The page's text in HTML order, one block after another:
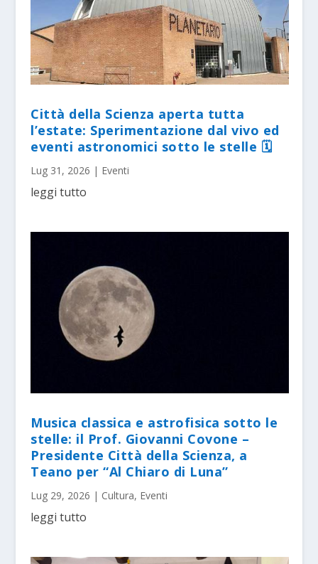
Città della Scienza aperta tutta
l’estate: Sperimentazione dal vivo ed
eventi astronomici sotto le stelle 🗓
Lug 31, 2026 | Eventi
leggi tutto
Musica classica e astrofisica sotto le
stelle: il Prof. Giovanni Covone –
Presidente Città della Scienza, a
Teano per “Al Chiaro di Luna”
Lug 29, 2026 | Cultura, Eventi
leggi tutto